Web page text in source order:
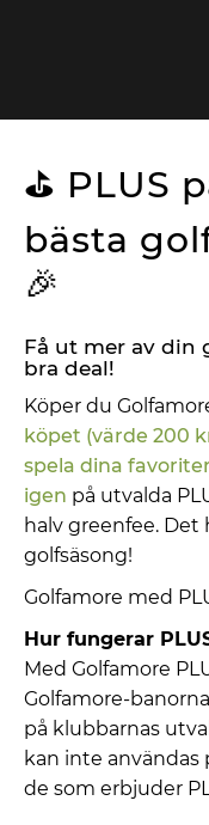
⛳️ PLUS
bästa
🎉
Få ut mer av din
bra deal!
Köper du
köpet (värde 200
spela dina
igen på utvalda
halv greenfee. Det
golfsäsong!
Golfamore med
Hur fungerar
Med Golfamore
Golfamore-
på klubbarnas
kan inte användas
de som erbjuder